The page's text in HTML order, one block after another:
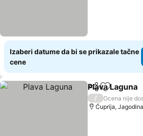
Izaberi datume da bi se prikazale tačne
cene
Deli Dodati u
Plava Laguna
/
Ocena nije
Ćuprija,